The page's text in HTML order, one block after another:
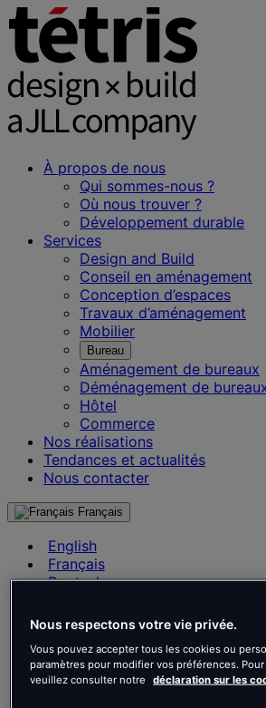
À propos de nous
Qui sommes-nous ?
Où nous trouver ?
Développement durable
Services
Design and Build
Conseil en aménagement
Conception d’espaces
Travaux d’aménagement
Mobilier
Bureau
Aménagement de bureaux
Déménagement de
Hôtel
Commerce
Nos réalisations
Tendances et actualités
Nous contacter
Français
English
Français
Deutsch
Español
Italiano
Português
Português
Nous respectons votre vie privée.
Vous pouvez accepter tous les cookies ou
paramètres pour modifier vos préférences.
veuillez consulter notre
déclaration sur les